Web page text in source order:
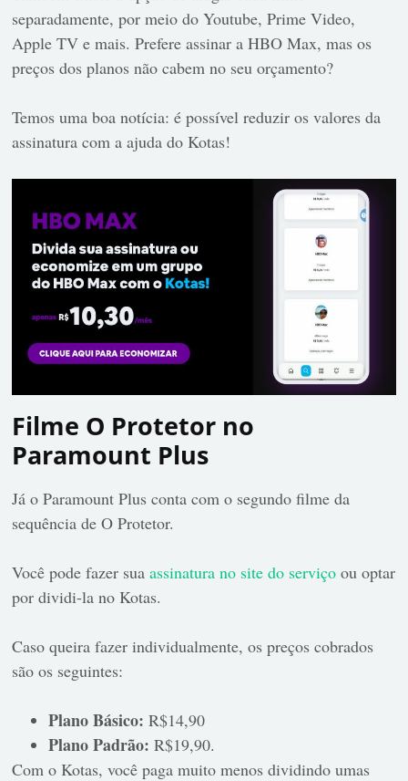
separadamente, por meio do Youtube, Prime Video,
Apple TV e mais. Prefere assinar a HBO Max, mas os
preços dos planos não cabem no seu orçamento?
Temos uma boa notícia: é possível reduzir os valores da
assinatura com a ajuda do Kotas!
Filme O Protetor no
Paramount Plus
Já o Paramount Plus conta com o segundo filme da
sequência de O Protetor.
Você pode fazer suaassinatura no site do serviço ou optar
por dividi-la no Kotas.
Caso queira fazer individualmente, os preços cobrados
são os seguintes:
Plano Básico: R$14,90
Plano Padrão: R$19,90.
Com o Kotas, você paga muito menos dividindo umas